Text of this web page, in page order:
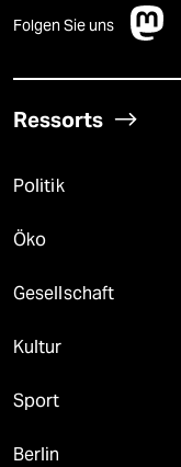
Folgen Sie uns
Ressorts
Politik
Öko
Gesellschaft
Kultur
Sport
Berlin